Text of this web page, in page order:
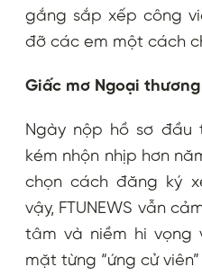
gắng sắp xếp công
đỡ các em một cách
Giấc mơ Ngoại
Ngày nộp hồ sơ đầu
kém nhộn nhịp hơn
chọn cách đăng ký
vậy, FTUNEWS vẫn
tâm và niềm hi vọng
mặt từng “ứng cử